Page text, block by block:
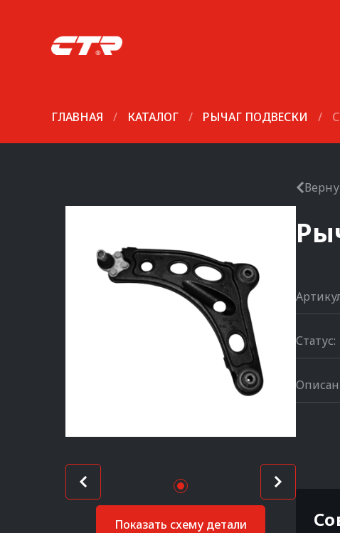
ГЛАВНАЯ / КАТАЛОГ / РЫЧАГ ПОДВЕСКИ /
Показать схему детали
Статус: